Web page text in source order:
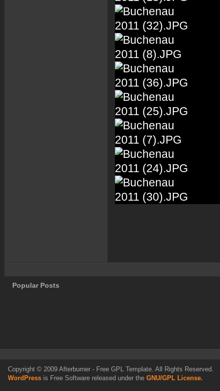
Popular Posts
Copyright © 2009 Afterburner - Free GPL Template. All Rights Reserved.
WordPress is Free Software released under the GNU/GPL License.